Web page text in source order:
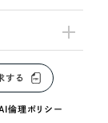
する
AI倫理ポリシー